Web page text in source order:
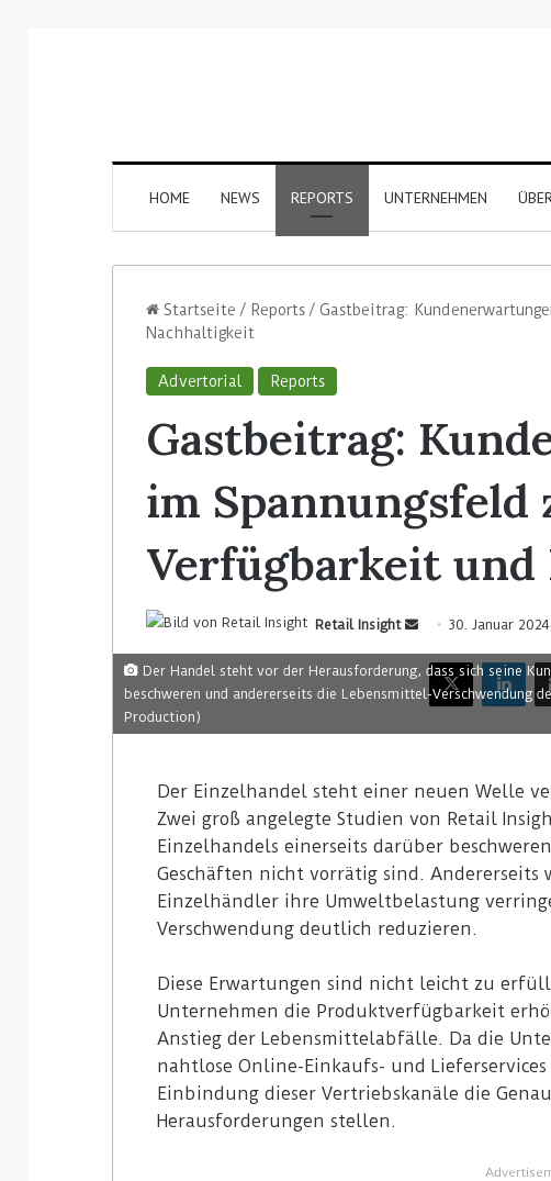
HOME NEWS REPORTS UNTERNEHMEN
Startseite / Reports / Gastbeitrag:
Nachhaltigkeit
Advertorial Reports
Gastbeitrag:
im Spannungsfeld
Verfügbarkeit
Retail Insight 30. Januar 2024
Der Handel steht vor der Herausforderung, dass sich seine
beschweren und andererseits die Lebensmittel-Verschwendung
Production)
Der Einzelhandel steht einer neuen Welle
Zwei groß angelegte Studien von Retail
Einzelhandels einerseits darüber
Geschäften nicht vorrätig sind. Andererseits
Einzelhändler ihre Umweltbelastung
Verschwendung deutlich reduzieren.
Diese Erwartungen sind nicht leicht zu
Unternehmen die Produktverfügbarkeit
Anstieg der Lebensmittelabfälle. Da die
nahtlose Online-Einkaufs- und
Einbindung dieser Vertriebskanäle die
Herausforderungen stellen.